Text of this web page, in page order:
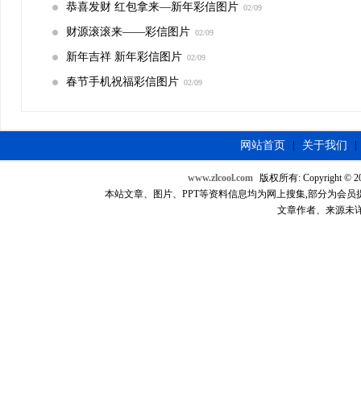
恭喜发财 红包拿来—新年彩信图片 02/09
财源滚滚来——彩信图片 02/09
新年吉祥 新年彩信图片 02/09
春节手机祝福彩信图片 02/09
网站首页 关于我们
www.zlcool.com 版权所有: Copyright ©
本站文章、图片、PPT等资料信息均为网上搜集,部分为会员
文章作者、来源未